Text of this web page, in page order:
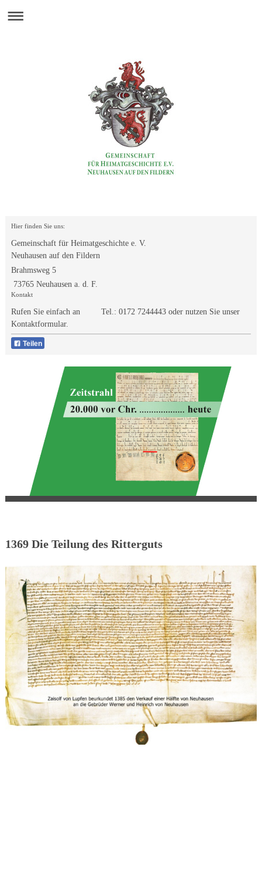
Hier finden Sie uns:
Gemeinschaft für Heimatgeschichte e. V.
Neuhausen auf den Fildern
Brahmsweg 5
73765 Neuhausen a. d. F.
Kontakt
Rufen Sie einfach an Tel.: 0172 7244443oder nutzen Sie unser
Kontaktformular.
Teilen
1369 Die Teilung des Ritterguts